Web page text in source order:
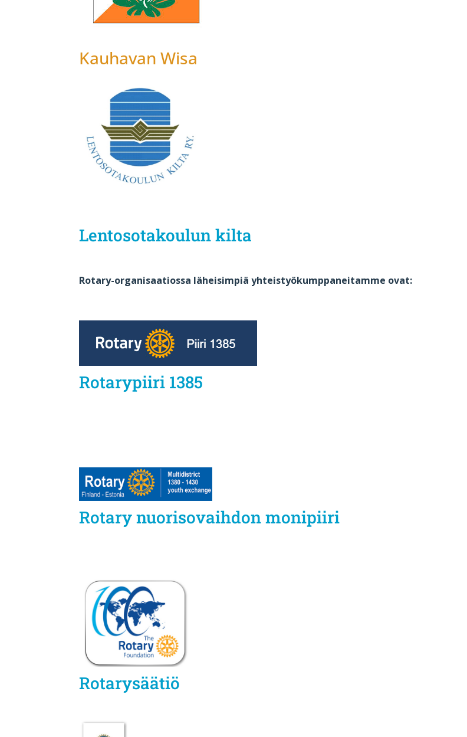
Kauhavan Wisa
Lentosotakoulun kilta
Rotary-organisaatiossa läheisimpiä yhteistyökumppaneitamme ovat:
Rotarypiiri 1385
Rotary nuorisovaihdon monipiiri
Rotarysäätiö